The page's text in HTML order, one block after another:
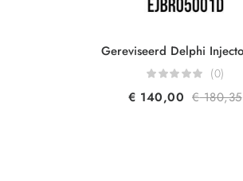
(0)
€ 140,00 €180,35